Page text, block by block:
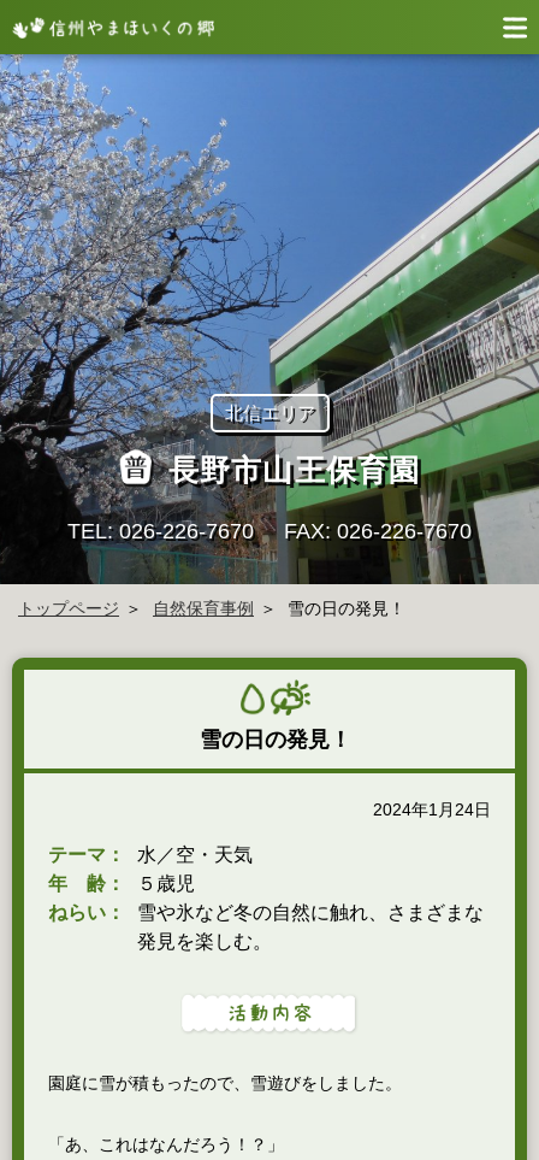
北信エリア
長野市山王保育園
TEL: 026-226-7670 FAX: 026-226-7670
トップページ 自然保育事例 雪の日の発見！
雪の日の発見！
2024年1月24日
テーマ：
水／空・天気
年 齢：
５歳児
ねらい：
雪や氷など冬の自然に触れ、さまざまな
発見を楽しむ。
園庭に雪が積もったので、雪遊びをしました。
「あ、これはなんだろう！？」